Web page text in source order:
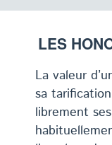
LES
La valeur
sa
librement